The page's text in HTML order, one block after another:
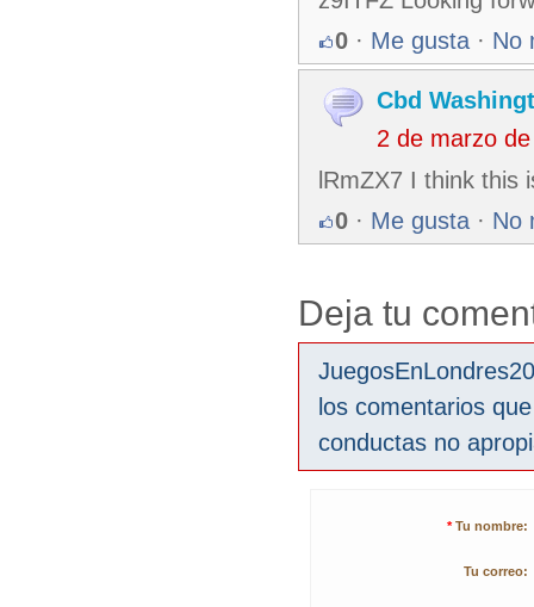
0 · Me gusta · No
Cbd
2 de marzo
lRmZX7 I think this
0 · Me gusta · No
Deja tu
los comentarios
conductas no
* Tu nombre:
Tu correo: